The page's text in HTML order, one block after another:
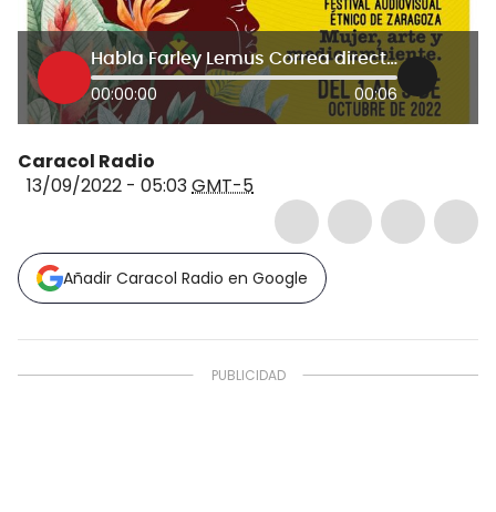
Habla Farley Lemus Correa director y fundador del Zaragoza Fest
00:00:00 00:06
Caracol Radio
13/09/2022 - 05:03GMT-5
Añadir Caracol Radio en Google